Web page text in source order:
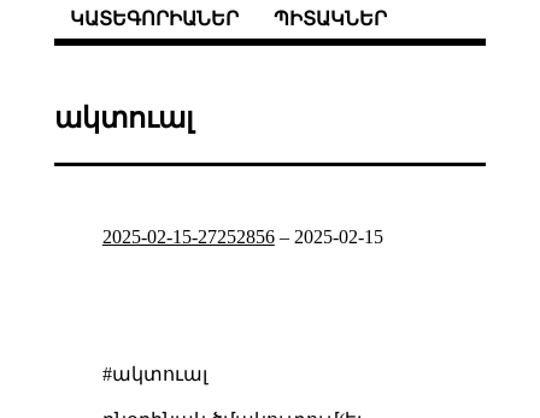
ԿԱՏԵԳՈՐԻԱՆԵՐ ՊԻՏԱԿՆԵՐ
ակտուալ
2025-02-15-27252856– 2025-02-15
#ակտուալ